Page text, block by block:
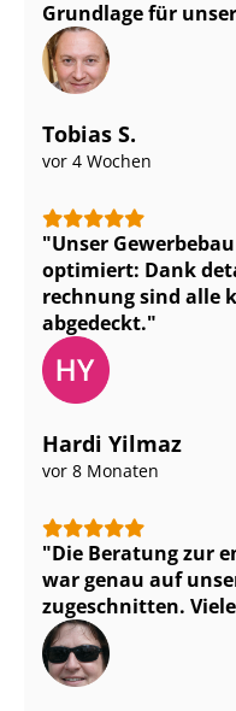
Grundlage für
Tobias S.
vor 4 Wochen
Unser
optimiert: Dank
rech­nung sind alle
abgedeckt.
Hardi Yilmaz
vor 8 Monaten
Die Beratung zur
war genau auf
zugeschnitten.